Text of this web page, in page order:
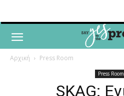
Αρχική Press Room
Press Room
SKAG: